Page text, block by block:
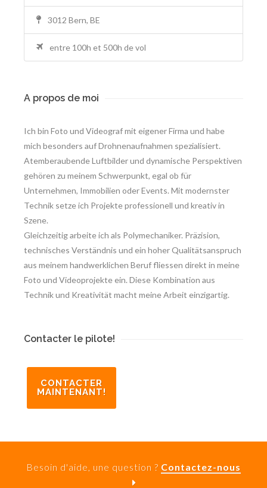
3012 Bern, BE
entre 100h et 500h de vol
A propos de moi
Ich bin Foto und Videograf mit eigener Firma und habe
mich besonders auf Drohnenaufnahmen spezialisiert.
Atemberaubende Luftbilder und dynamische Perspektiven
gehören zu meinem Schwerpunkt, egal ob für
Unternehmen, Immobilien oder Events. Mit modernster
Technik setze ich Projekte professionell und kreativ in
Szene.
Gleichzeitig arbeite ich als Polymechaniker. Präzision,
technisches Verständnis und ein hoher Qualitätsanspruch
aus meinem handwerklichen Beruf fliessen direkt in meine
Foto und Videoprojekte ein. Diese Kombination aus
Technik und Kreativität macht meine Arbeit einzigartig.
Contacter le pilote!
CONTACTER
MAINTENANT!
Besoin d'aide, une question ? Contactez-nous